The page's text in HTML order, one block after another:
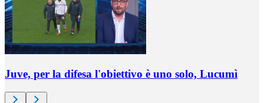
Juve, per la difesa l'obiettivo è uno solo, Lucumì